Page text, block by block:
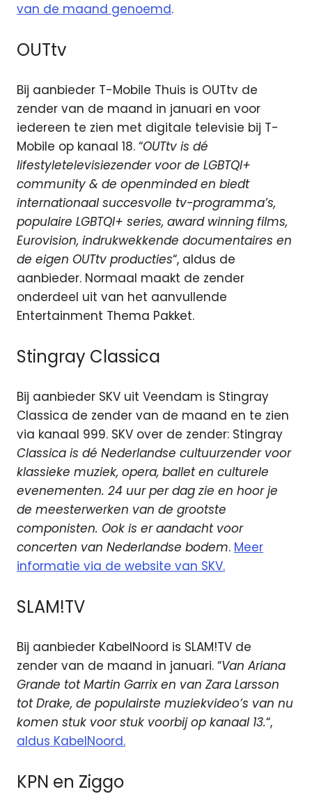
van de maand genoemd.
OUTtv
Bij aanbieder T-Mobile Thuis is OUTtv de
zender van de maand in januari en voor
iedereen te zien met digitale televisie bij T-
Mobile op kanaal 18. “OUTtv is dé
lifestyletelevisiezender voor de LGBTQI+
community & de openminded en biedt
internationaal succesvolle tv-programma’s,
populaire LGBTQI+ series, award winning films,
Eurovision, indrukwekkende documentaires en
de eigen OUTtv producties“, aldus de
aanbieder. Normaal maakt de zender
onderdeel uit van het aanvullende
Entertainment Thema Pakket.
Stingray Classica
Bij aanbieder SKV uit Veendam is Stingray
Classica de zender van de maand en te zien
via kanaal 999. SKV over de zender: Stingray
Classica is dé Nederlandse cultuurzender voor
klassieke muziek, opera, ballet en culturele
evenementen. 24 uur per dag zie en hoor je
de meesterwerken van de grootste
componisten. Ook is er aandacht voor
concerten van Nederlandse bodem. Meer
informatie via de website van SKV.
SLAM!TV
Bij aanbieder KabelNoord is SLAM!TV de
zender van de maand in januari. “Van Ariana
Grande tot Martin Garrix en van Zara Larsson
tot Drake, de populairste muziekvideo’s van nu
komen stuk voor stuk voorbij op kanaal 13.“,
aldus KabelNoord.
KPN en Ziggo